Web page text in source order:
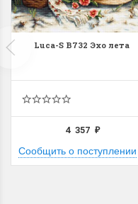
Luca-S B732 Эхо лета
4 357 ₽
Сообщить о поступлении